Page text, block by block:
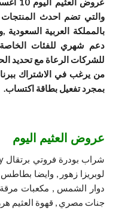
والتي تضم احدث
بالمملكة العربية
دعم شهري للفئات
للشركات الرعاة مع تحديد
من يرغب في الاشتراك
بمجرد تفعيل بطاقة اكتساب.
عروض العثيم اليوم
لوبريزا زهور , وايضا
دوار الشمس , مكعبات مرقة
جنات مصري , قهوة العثيم